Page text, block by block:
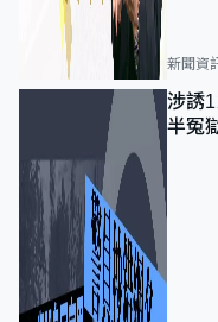
新聞資
涉誘
半冤